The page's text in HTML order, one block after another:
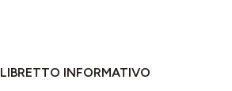
LIBRETTO INFORMATIVO